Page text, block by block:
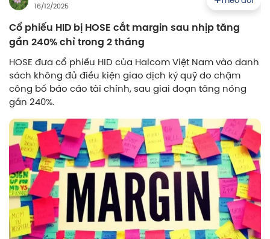
16/12/2025
Cổ phiếu HID bị HOSE cắt margin sau nhịp tăng
gần 240% chỉ trong 2 tháng
HOSE đưa cổ phiếu HID của Halcom Việt Nam vào danh
sách không đủ điều kiện giao dịch ký quỹ do chậm
công bố báo cáo tài chính, sau giai đoạn tăng nóng
gần 240%.